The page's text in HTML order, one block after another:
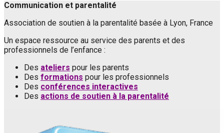
Communication et parentalité
Association de soutien à la parentalité basée à Lyon, France
Un espace ressource au service des parents et des
professionnels de l’enfance :
Des ateliers pour les parents
Des formations pour les professionnels
Des conférences interactives
Des actions de soutien à la parentalité